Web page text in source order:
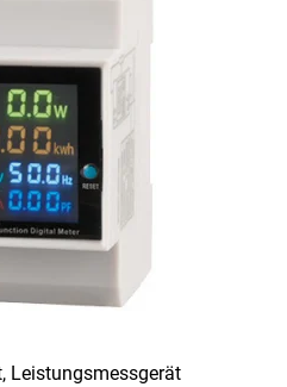
Leistungsmessgerät